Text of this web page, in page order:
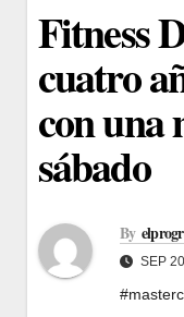
Fitness
cuatro
con una
sábado
By
SEP